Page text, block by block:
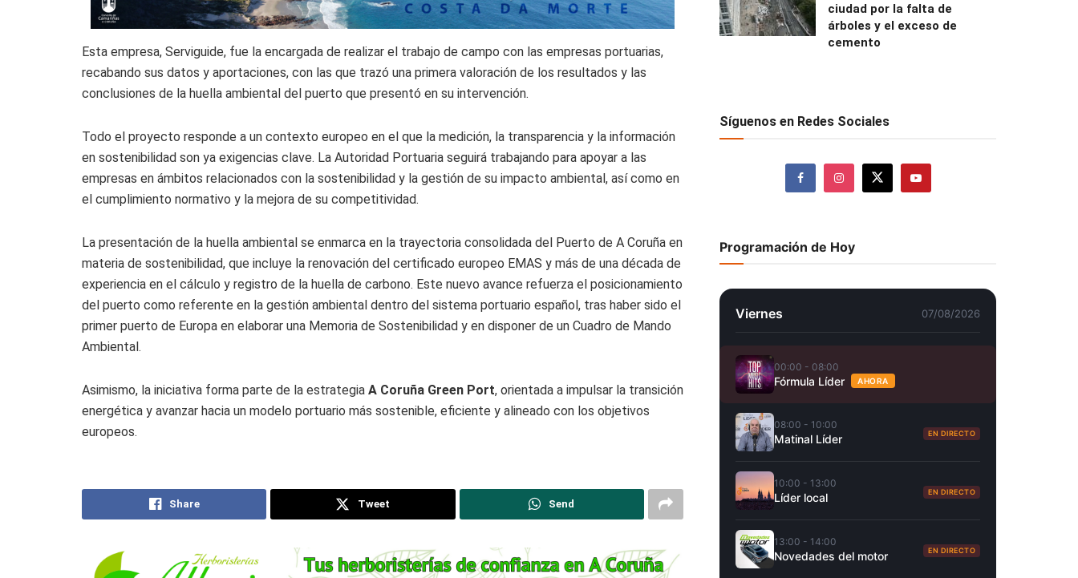
Esta empresa, Serviguide, fue la encargada de realizar el trabajo de campo con las empresas portuarias,
recabando sus datos y aportaciones, con las que trazó una primera valoración de los resultados y las
conclusiones de la huella ambiental del puerto que presentó en su intervención.
Todo el proyecto responde a un contexto europeo en el que la medición, la transparencia y la información
en sostenibilidad son ya exigencias clave. La Autoridad Portuaria seguirá trabajando para apoyar a las
empresas en ámbitos relacionados con la sostenibilidad y la gestión de su impacto ambiental, así como en
el cumplimiento normativo y la mejora de su competitividad.
La presentación de la huella ambiental se enmarca en la trayectoria consolidada del Puerto de A Coruña en
materia de sostenibilidad, que incluye la renovación del certificado europeo EMAS y más de una década de
experiencia en el cálculo y registro de la huella de carbono. Este nuevo avance refuerza el posicionamiento
del puerto como referente en la gestión ambiental dentro del sistema portuario español, tras haber sido el
primer puerto de Europa en elaborar una Memoria de Sostenibilidad y en disponer de un Cuadro de Mando
Ambiental.
Asimismo, la iniciativa forma parte de la estrategia A Coruña Green Port, orientada a impulsar la transición
energética y avanzar hacia un modelo portuario más sostenible, eficiente y alineado con los objetivos
europeos.
Share Tweet Send
ciudad por la falta de
árboles y el exceso de
cemento
Síguenos en Redes Sociales
Programación de Hoy
Viernes 07/08/2026
00:00 - 08:00
Fórmula Líder AHORA
08:00 - 10:00
Matinal Líder EN DIRECTO
10:00 - 13:00
Líder local EN DIRECTO
13:00 - 14:00
Novedades del motor EN DIRECTO